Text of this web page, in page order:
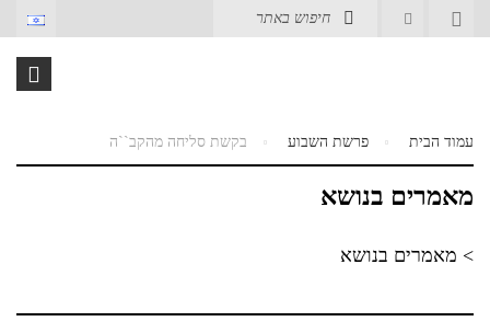
עמוד הבית פרשת השבוע בקשת סליחה מהקב``ה
מאמרים בנושא
> מאמרים בנושא